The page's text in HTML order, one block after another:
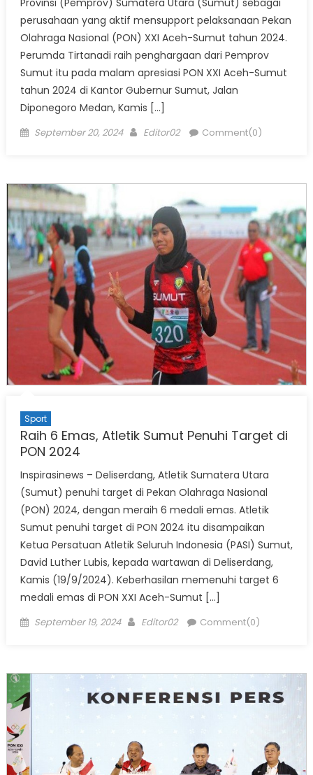
perusahaan yang aktif mensupport pelaksanaan Pekan
Olahraga Nasional (PON) XXI Aceh-Sumut tahun 2024.
Perumda Tirtanadi raih penghargaan dari Pemprov
Sumut itu pada malam apresiasi PON XXI Aceh-Sumut
tahun 2024 di Kantor Gubernur Sumut, Jalan
Diponegoro Medan, Kamis […]
Posted
September 20, 2024 Author
Editor02 Comment(0)
Sport
Raih 6 Emas, Atletik Sumut Penuhi Target di
PON 2024
Inspirasinews – Deliserdang, Atletik Sumatera Utara
(Sumut) penuhi target di Pekan Olahraga Nasional
(PON) 2024, dengan meraih 6 medali emas. Atletik
Sumut penuhi target di PON 2024 itu disampaikan
Ketua Persatuan Atletik Seluruh Indonesia (PASI) Sumut,
David Luther Lubis, kepada wartawan di Deliserdang,
Kamis (19/9/2024). Keberhasilan memenuhi target 6
medali emas di PON XXI Aceh-Sumut […]
Posted
September 19, 2024 Author
Editor02 Comment(0)